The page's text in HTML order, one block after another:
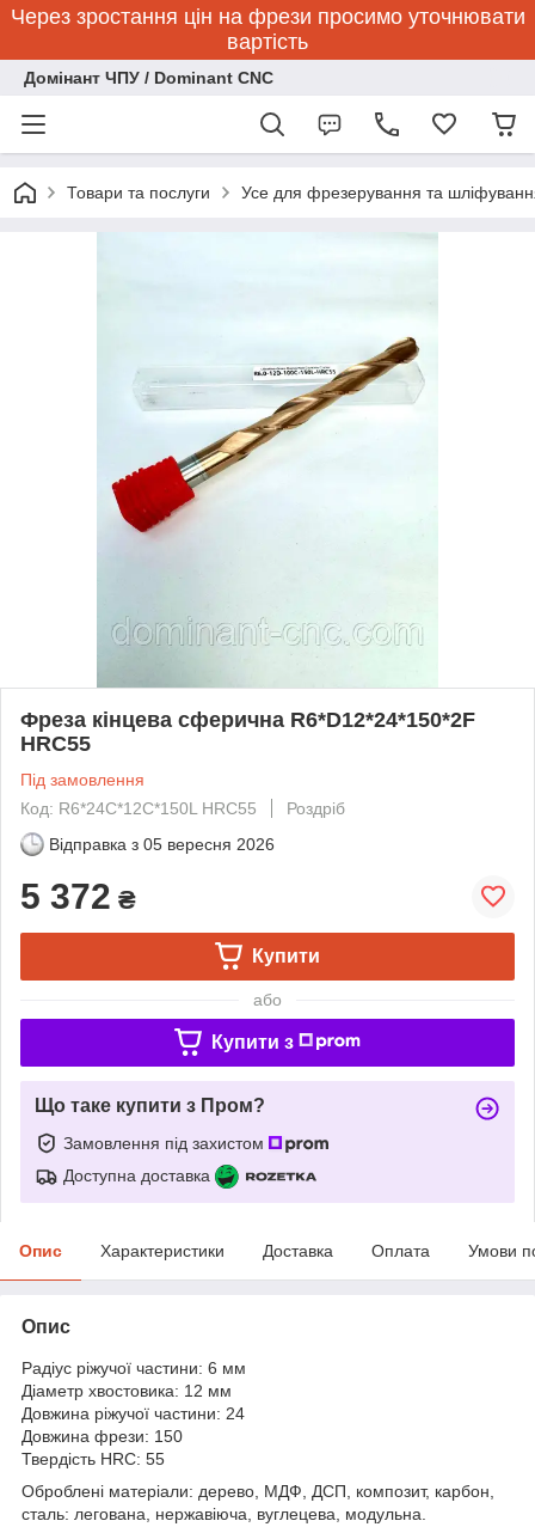
Через зростання цін на фрези просимо уточнювати
вартість
Домінант ЧПУ / Dominant CNC
Товари та послуги Усе для фрезерування та
Фреза кінцева сферична R6*D12*24*150*2F
HRC55
Під замовлення
Код: R6*24C*12C*150L HRC55
Роздріб
Відправка з 05 вересня 2026
5 372 ₴
Купити
або
Купити з
Що таке купити з Пром?
Замовлення під захистом
Доступна доставка
Опис Характеристики Доставка Оплата Умови
Опис
Радіус ріжучої частини: 6 мм
Діаметр хвостовика: 12 мм
Довжина ріжучої частини: 24
Довжина фрези: 150
Твердість HRC: 55
Оброблені матеріали: дерево, МДФ, ДСП, композит, карбон,
сталь: легована, нержавіюча, вуглецева, модульна.